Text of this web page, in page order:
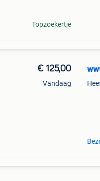
Topzoekertje
€ 125,00
Vandaag